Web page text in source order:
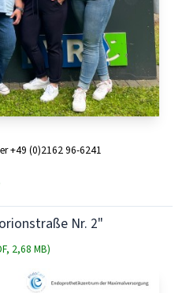
+49 (0)2162 96-6241
Nr. 2"
2,68 MB)